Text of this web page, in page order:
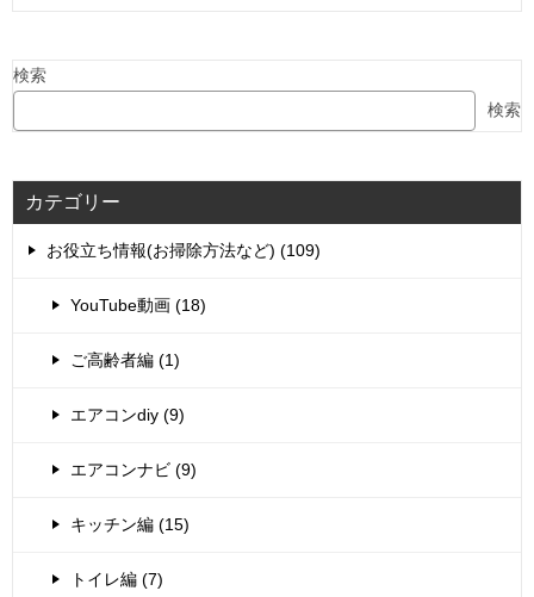
検索
検索
カテゴリー
お役立ち情報(お掃除方法など) (109)
YouTube動画 (18)
ご高齢者編 (1)
エアコンdiy (9)
エアコンナビ (9)
キッチン編 (15)
トイレ編 (7)